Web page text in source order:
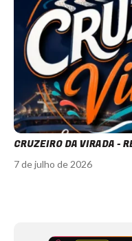
CRUZEIRO DA VIRADA -
7 de julho de 2026